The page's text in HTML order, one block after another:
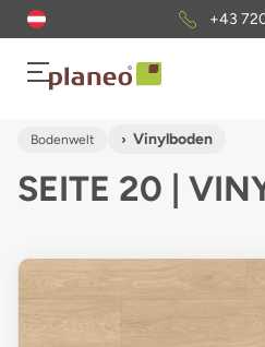
Kostenloser
Bodenwelt Vinylboden
SEITE 20 |